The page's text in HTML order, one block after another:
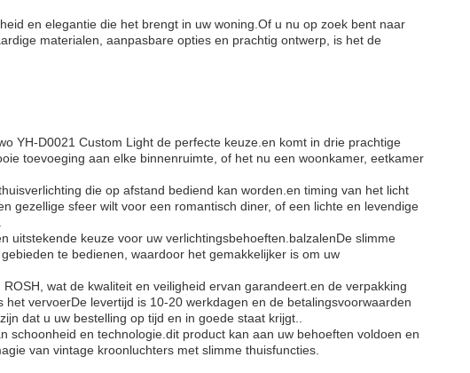
en elegantie die het brengt in uw woning.Of u nu op zoek bent naar
materialen, aanpasbare opties en prachtig ontwerp, is het de
YH-D0021 Custom Light de perfecte keuze.en komt in drie prachtige
toevoeging aan elke binnenruimte, of het nu een woonkamer, eetkamer
die op afstand bediend kan worden.en timing van het licht
gezellige sfeer wilt voor een romantisch diner, of een lichte en levendige
uitstekende keuze voor uw verlichtingsbehoeften.balzalenDe slimme
te bedienen, waardoor het gemakkelijker is om uw
wat de kwaliteit en veiligheid ervan garandeert.en de verpakking
vervoerDe levertijd is 10-20 werkdagen en de betalingsvoorwaarden
dat u uw bestelling op tijd en in goede staat krijgt..
schoonheid en technologie.dit product kan aan uw behoeften voldoen en
van vintage kroonluchters met slimme thuisfuncties.